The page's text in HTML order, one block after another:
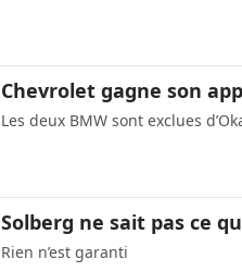
Chevrolet gagne son
Les deux BMW sont exclues
Solberg ne sait pas ce
Rien n’est garanti